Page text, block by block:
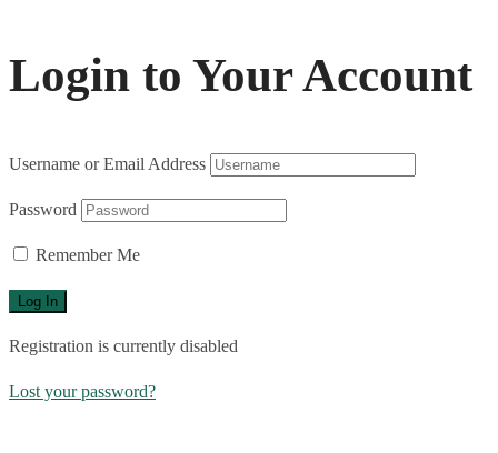
Login to Your Account
Username or Email Address
Password
Remember Me
Registration is currently disabled
Lost your password?